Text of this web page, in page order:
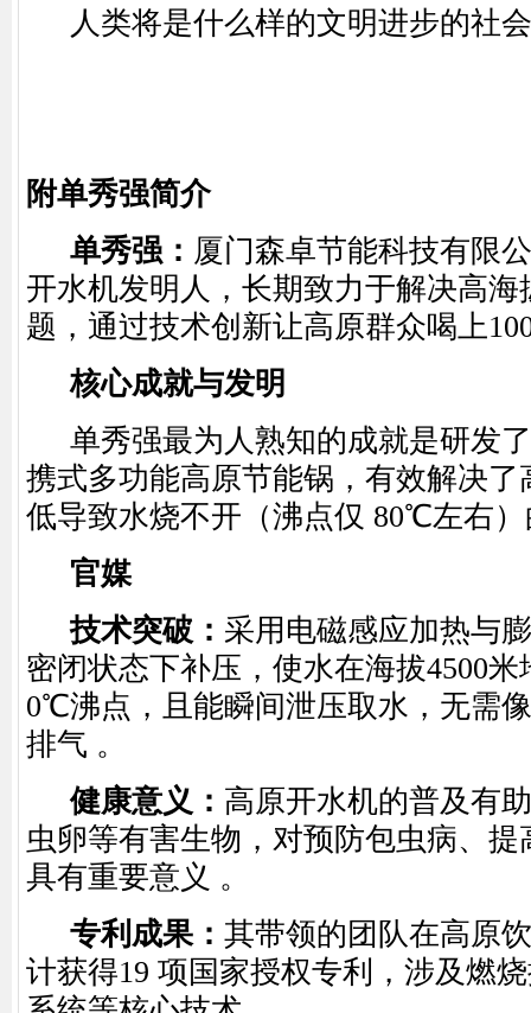
人类将是什么样的文明进步的社会
附单秀强简介
单秀强： 厦门森卓节能科技有限
开水机发明人 ，长期致力于解决高
题，通过技术创新让高原群众喝上
核心成就与发明
单秀强最为人熟知的成就是研发
携式多功能高原节能锅 ，有效解决
低导致水烧不开（沸点仅 80℃左右
官媒
技术突破 ： 采用电磁感应加热与
密闭状态下补压，使水在海拔4500米
0℃沸点，且能瞬间泄压取水，无需
排气 。
健康意义 ： 高原开水机的普及有
虫卵等有害生物，对预防包虫病、
具有重要意义 。
专利成果：其带领的团队在高原
计获得‌19 项国家授权专利
，涉及燃